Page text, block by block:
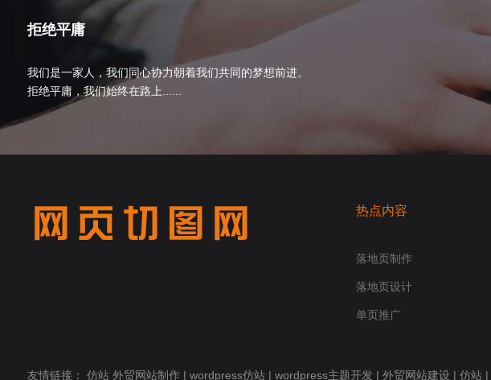
拒绝平庸
我们是一家人，我们同心协力朝着我们共同的梦想前进。
拒绝平庸，我们始终在路上......
热点内容
落地页制作
落地页设计
单页推广
友情链接： 仿站 外贸网站制作| wordpress仿站| wordpress主题开发| 外贸网站建设 | 仿站|